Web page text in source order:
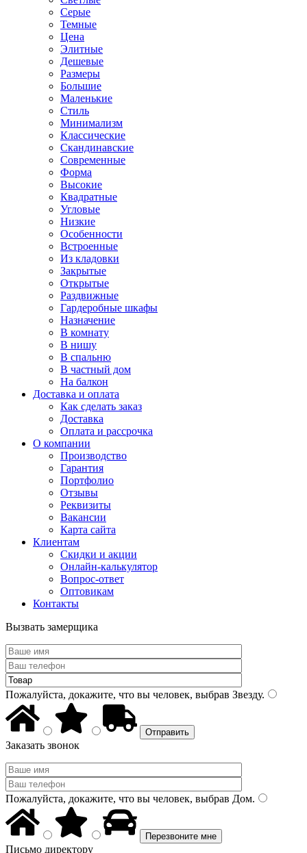
Серые
Темные
Цена
Элитные
Дешевые
Размеры
Большие
Маленькие
Стиль
Минимализм
Классические
Скандинавские
Современные
Форма
Высокие
Квадратные
Угловые
Низкие
Особенности
Встроенные
Из кладовки
Закрытые
Открытые
Раздвижные
Гардеробные шкафы
Назначение
В комнату
В нишу
В спальню
В частный дом
На балкон
Доставка и оплата
Как сделать заказ
Доставка
Оплата и рассрочка
О компании
Производство
Гарантия
Портфолио
Отзывы
Реквизиты
Вакансии
Карта сайта
Клиентам
Скидки и акции
Онлайн-калькулятор
Вопрос-ответ
Оптовикам
Контакты
Вызвать замерщика
Пожалуйста, докажите, что вы человек, выбрав Звезду.
Заказать звонок
Пожалуйста, докажите, что вы человек, выбрав Дом.
Письмо директору